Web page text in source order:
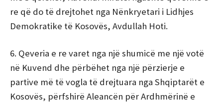
re që do të drejtohet nga Nënkryetari i Lidhjes
Demokratike të Kosovës, Avdullah Hoti.
6. Qeveria e re varet nga një shumicë me një votë
në Kuvend dhe përbëhet nga një përzierje e
partive më të vogla të drejtuara nga Shqiptarët e
Kosovës, përfshirë Aleancën për Ardhmërinë e